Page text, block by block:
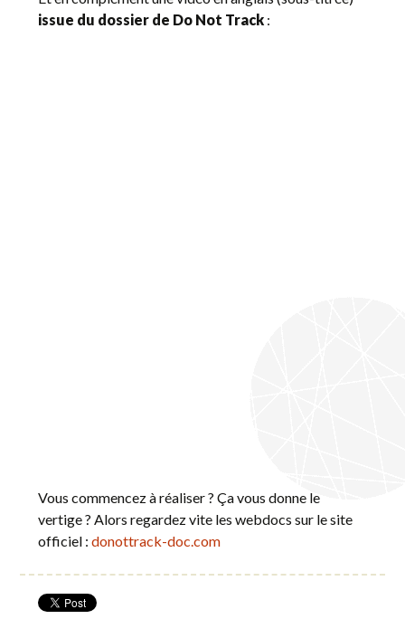
issue du dossier de Do Not Track :
Vous commencez à réaliser ? Ça vous donne le
vertige ? Alors regardez vite les webdocs sur le site
officiel :donottrack-doc.com